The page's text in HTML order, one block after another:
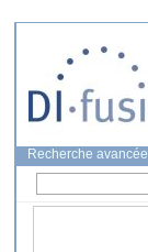
Recherche avancée